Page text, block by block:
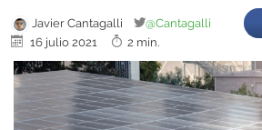
Javier Cantagalli
@Cantagalli
16 julio 2021
2 min.